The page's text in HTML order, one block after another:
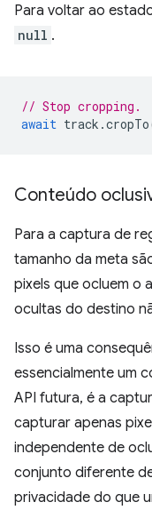
Para voltar ao
null .
// Stop cropping.
await track .cropTo
Conteúdo
Para a captura de
tamanho da meta
pixels que ocluem o
ocultas do destino
Isso é uma
essencialmente um
API futura, é a
capturar apenas
independente de
conjunto diferente
privacidade do que